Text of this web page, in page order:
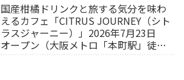
国産柑橘ドリンクと旅する気分を味わ
えるカフェ「CITRUS JOURNEY（シト
ラスジャーニー）」2026年7月23日
オープン（大阪メトロ「本町駅」徒歩